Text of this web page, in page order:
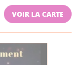
VOIR LA CARTE